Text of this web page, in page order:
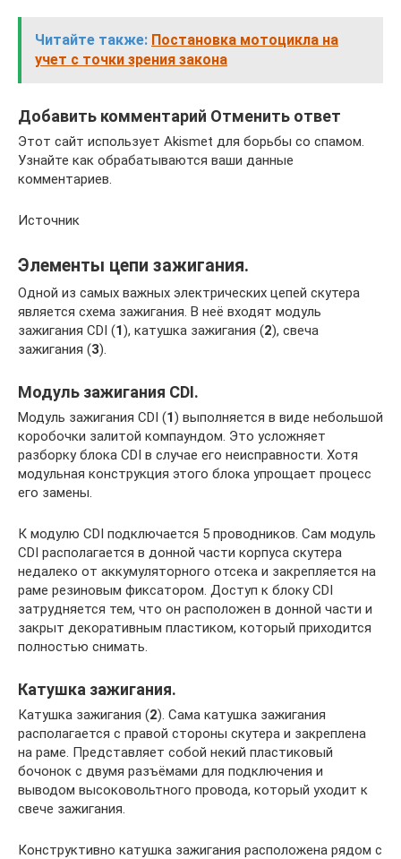
Читайте также: Постановка мотоцикла на
учет с точки зрения закона
Добавить комментарий Отменить ответ
Этот сайт использует Akismet для борьбы со спамом.
Узнайте как обрабатываются ваши данные
комментариев.
Источник
Элементы цепи зажигания.
Одной из самых важных электрических цепей скутера
является схема зажигания. В неё входят модуль
зажигания CDI (1), катушка зажигания (2), свеча
зажигания (3).
Модуль зажигания CDI.
Модуль зажигания CDI (1) выполняется в виде небольшой
коробочки залитой компаундом. Это усложняет
разборку блока CDI в случае его неисправности. Хотя
модульная конструкция этого блока упрощает процесс
его замены.
К модулю CDI подключается 5 проводников. Сам модуль
CDI располагается в донной части корпуса скутера
недалеко от аккумуляторного отсека и закрепляется на
раме резиновым фиксатором. Доступ к блоку CDI
затрудняется тем, что он расположен в донной части и
закрыт декоративным пластиком, который приходится
полностью снимать.
Катушка зажигания.
Катушка зажигания (2). Сама катушка зажигания
располагается с правой стороны скутера и закреплена
на раме. Представляет собой некий пластиковый
бочонок с двумя разъёмами для подключения и
выводом высоковольтного провода, который уходит к
свече зажигания.
Конструктивно катушка зажигания расположена рядом с